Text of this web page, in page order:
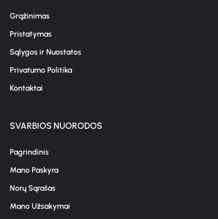
Grąžinimas
Pristatymas
Sąlygos ir Nuostatos
Privatumo Politika
Kontaktai
SVARBIOS NUORODOS
Pagrindinis
Mano Paskyra
Norų Sąrašas
Mano Užsakymai